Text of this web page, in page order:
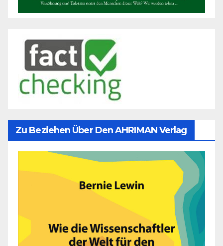
Zu Beziehen Über Den AHRIMAN Verlag